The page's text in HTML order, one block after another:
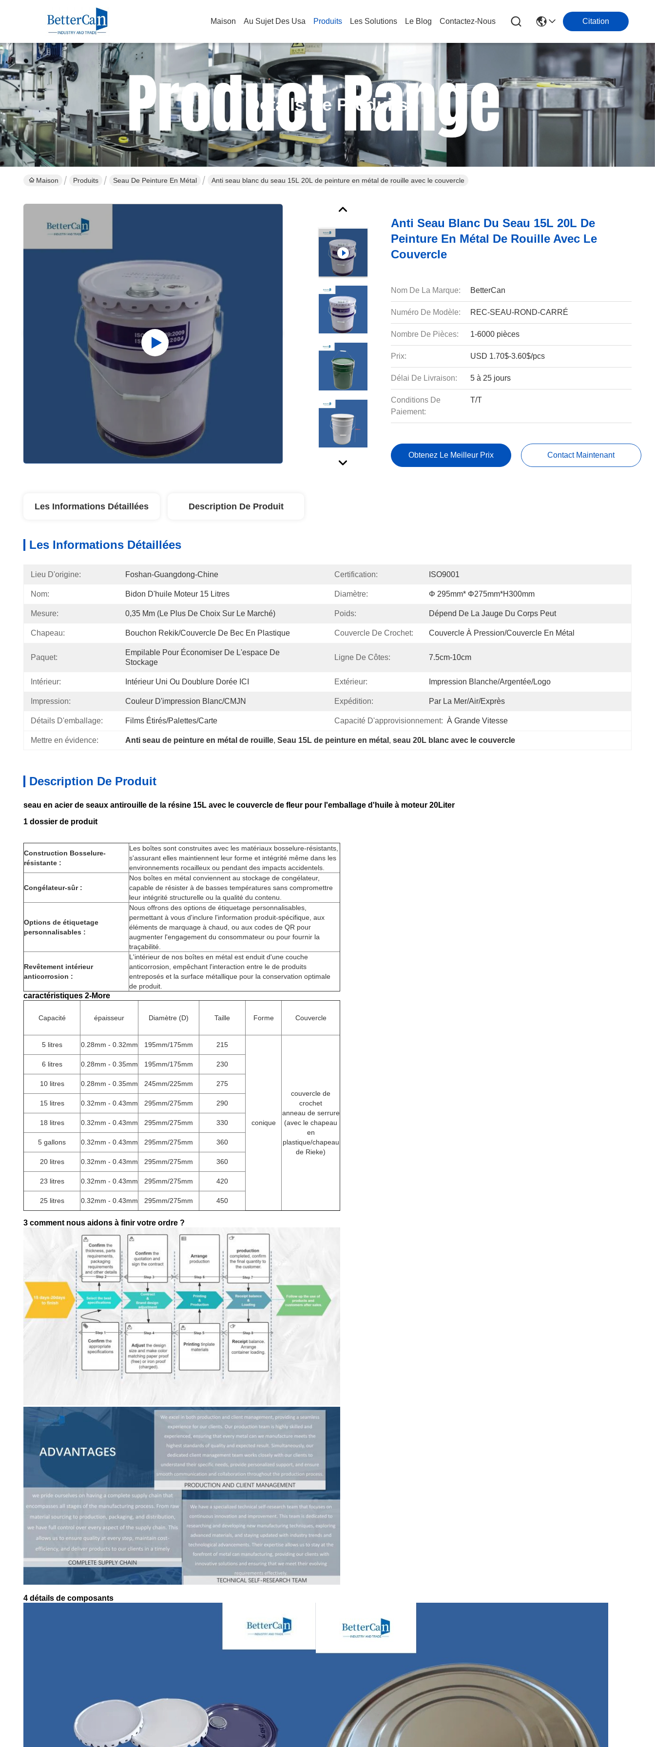
Maison Au Sujet Des Usa Produits Les Solutions Le Blog Contactez-Nous Citation
Détails De Produits
Maison Produits Seau De Peinture En Métal Anti seau blanc du seau 15L 20L de peinture en métal de rouille avec le couvercle
Anti Seau Blanc Du Seau 15L 20L De
Peinture En Métal De Rouille Avec Le
Couvercle
Nom De La Marque: BetterCan
Numéro De Modèle: REC-SEAU-ROND-CARRÉ
Nombre De Pièces: 1-6000 pièces
Prix: USD 1.70$-3.60$/pcs
Délai De Livraison: 5 à 25 jours
Conditions De
Paiement:
T/T
Obtenez Le Meilleur Prix Contact Maintenant
Les Informations Détaillées Description De Produit
Les Informations Détaillées
Lieu D'origine: Foshan-Guangdong-Chine Certification: ISO9001
Nom: Bidon D'huile Moteur 15 Litres Diamètre: Φ 295mm* Φ275mm*H300mm
Mesure: 0,35 Mm (le Plus De Choix Sur Le Marché) Poids: Dépend De La Jauge Du Corps Peut
Chapeau: Bouchon Rekik/Couvercle De Bec En Plastique Couvercle De Crochet: Couvercle À Pression/couvercle En Métal
Paquet:
Empilable Pour Économiser De L'espace De
Stockage
Ligne De Côtes: 7.5cm-10cm
Intérieur: Intérieur Uni Ou Doublure Dorée ICI Extérieur: Impression Blanche/argentée/logo
Impression: Couleur D'impression Blanc/CMJN Expédition: Par La Mer/air/exprès
Détails D'emballage: Films Étirés/palettes/carte Capacité D'approvisionnement: À Grande Vitesse
Mettre en évidence: Anti seau de peinture en métal de rouille, Seau 15L de peinture en métal , seau 20L blanc avec le couvercle
Description De Produit
seau en acier de seaux antirouille de la résine 15L avec le couvercle de fleur pour l'emballage d'huile à moteur 20Liter
1 dossier de produit
Construction Bosselure-
résistante :
Les boîtes sont construites avec les matériaux bosselure-résistants,
s'assurant elles maintiennent leur forme et intégrité même dans les
environnements rocailleux ou pendant des impacts accidentels.
Congélateur-sûr :
Nos boîtes en métal conviennent au stockage de congélateur,
capable de résister à de basses températures sans compromettre
leur intégrité structurelle ou la qualité du contenu.
Options de étiquetage
personnalisables :
Nous offrons des options de étiquetage personnalisables,
permettant à vous d'inclure l'information produit-spécifique, aux
éléments de marquage à chaud, ou aux codes de QR pour
augmenter l'engagement du consommateur ou pour fournir la
traçabilité.
Revêtement intérieur
anticorrosion :
L'intérieur de nos boîtes en métal est enduit d'une couche
anticorrosion, empêchant l'interaction entre le de produits
entreposés et la surface métallique pour la conservation optimale
de produit.
caractéristiques 2-More
Capacité épaisseur Diamètre (D) Taille Forme Couvercle
5 litres 0.28mm - 0.32mm 195mm/175mm 215
conique
couvercle de
crochet
anneau de serrure
(avec le chapeau
en
plastique/chapeau
de Rieke)
6 litres 0.28mm - 0.35mm 195mm/175mm 230
10 litres 0.28mm - 0.35mm 245mm/225mm 275
15 litres 0.32mm - 0.43mm 295mm/275mm 290
18 litres 0.32mm - 0.43mm 295mm/275mm 330
5 gallons 0.32mm - 0.43mm 295mm/275mm 360
20 litres 0.32mm - 0.43mm 295mm/275mm 360
23 litres 0.32mm - 0.43mm 295mm/275mm 420
25 litres 0.32mm - 0.43mm 295mm/275mm 450
3 comment nous aidons à finir votre ordre ?
4 détails de composants